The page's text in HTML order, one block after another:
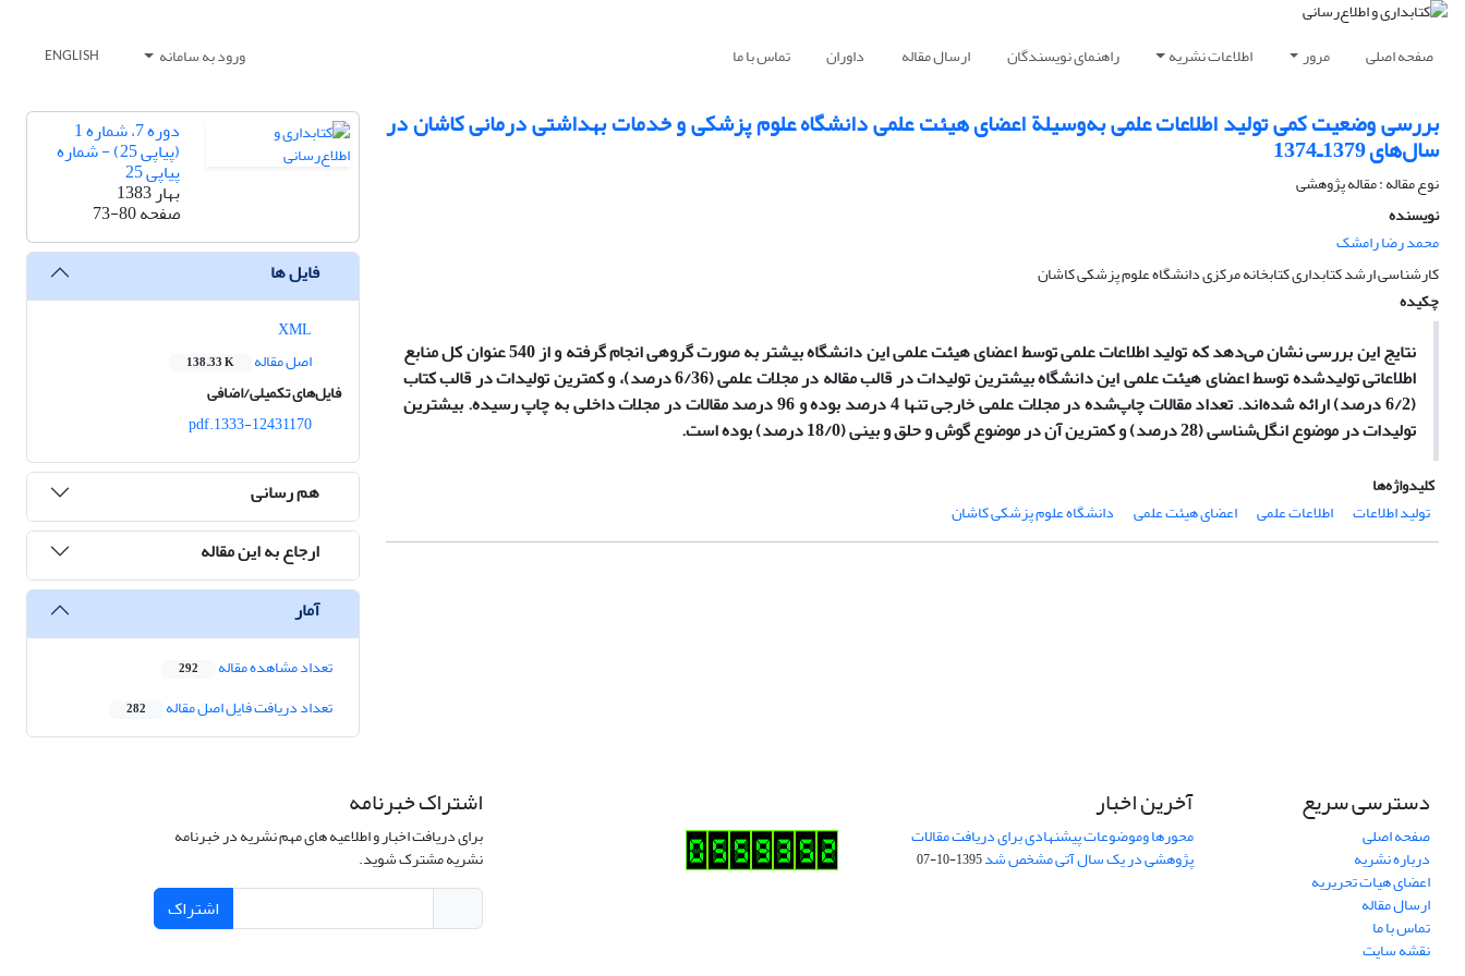
صفحه اصلی مرور اطلاعات نشریه راهنمای نویسندگان ارسال مقاله داوران تماس با ما ورود به سامانه ENGLISH
بررسی وضعیت کم‍ّی تولید اطلاعات علمی به‌وسیلة اعضای هیئت علمی دانشگاه علوم پزشکی و خدمات بهداشتی درمانی کاشان در
سال‌های 1379ـ1374
نوع مقاله : مقاله پژوهشی
نویسنده
محمد رضا رامشک
کارشناسی ارشد کتابداری کتابخانه مرکزی دانشگاه علوم پزشکی کاشان
چکیده
نتایج این بررسی نشان می‌دهد که تولید اطلاعات علمی توسط اعضای هیئت علمی این دانشگاه بیشتر به صورت گروهی انجام گرفته و از 540 عنوان کل منابع
اطلاعاتی تولید‌شده توسط اعضای هیئت علمی این دانشگاه بیشترین تولیدات در قالب مقاله در مجلات علمی (6/36 درصد)، و کمترین تولیدات در قالب کتاب
(6/2 درصد) ارائه شده‌اند. تعداد مقالات چاپ‌شده در مجلات علمی خارجی تنها 4 درصد بوده و 96 درصد مقالات در مجلات داخلی به چاپ رسیده. بیشترین
تولیدات در موضوع انگل‌شناسی (28 درصد) و کمترین آن در موضوع گوش و حلق و بینی (18/0 درصد) بوده است.
کلیدواژه‌ها
تولید اطلاعات
اطلاعات علمی اعضای هیئت علمی دانشگاه علوم پزشکی کاشان
دوره 7، شماره 1
(پیاپی 25) - شماره
پیاپی 25
بهار 1383
صفحه73-80
فایل ها
اصل مقاله
138.33 K
فایل‌های تکمیلی/اضافی
1333-12431170.pdf
هم رسانی
ارجاع به این مقاله
آمار
تعداد مشاهده مقاله 292
تعداد دریافت فایل اصل مقاله 282
دسترسی سریع
صفحه اصلی
درباره نشریه
اعضای هیات تحریریه
ارسال مقاله
تماس با ما
نقشه سایت
آخرین اخبار
محورها وموضوعات پیشنهادی برای دریافت مقالات
پژوهشی در یک سال آتی مشخص شد1395-10-07
اشتراک خبرنامه
برای دریافت اخبار و اطلاعیه های مهم نشریه در خبرنامه
نشریه مشترک شوید.
اشتراک